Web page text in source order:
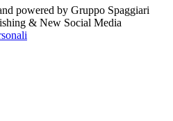
powered by Gruppo Spaggiari
& New Social Media